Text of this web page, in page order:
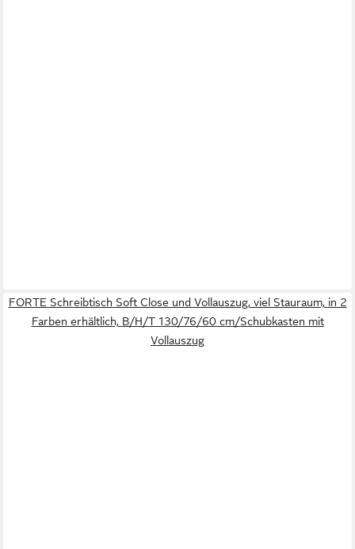
FORTE Schreibtisch Soft Close und Vollauszug, viel Stauraum, in 2
Farben erhältlich, B/H/T 130/76/60 cm/Schubkasten mit
Vollauszug